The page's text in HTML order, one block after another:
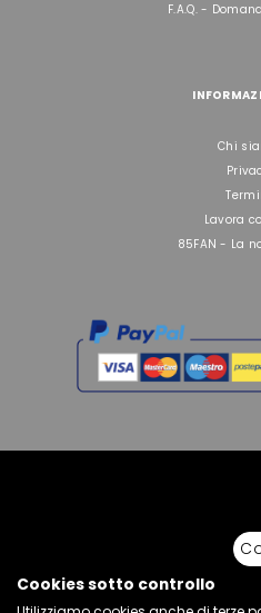
F.A.Q. -
Chi
Lavora
85FAN - La
anche
Via Piave Km 68,600 • 04100 Latina,
Cookies sotto controllo